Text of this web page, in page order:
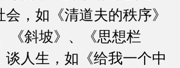
，如《清道夫的秩序》
《斜坡》、《思想栏
谈人生，如《给我一个中